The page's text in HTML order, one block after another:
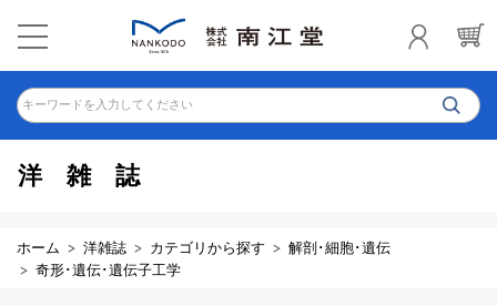
キーワードを入力してください
洋雑誌
ホーム 洋雑誌 カテゴリから探す
解剖･細胞･遺伝
奇形･遺伝･遺伝子工学